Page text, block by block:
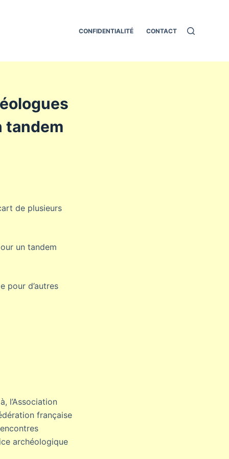
CONFIDENTIALITÉ CONTACT
tandem
de plusieurs
un tandem
pour d’autres
l’Association
française
archéologique